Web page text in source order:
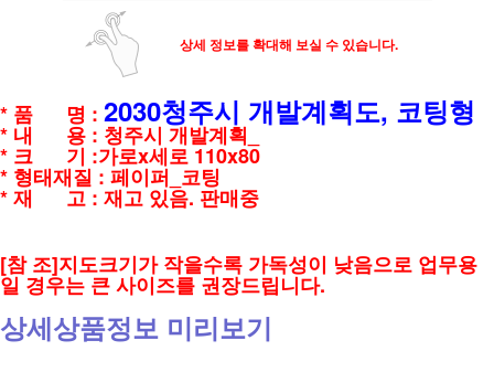
상세 정보를 확대해 보실 수 있습니다.
* 품 명 : 2030청주시 개발계획도, 코팅형
* 내 용 : 청주시 개발계획_
* 크 기 :가로x세로 110x80
* 형태재질 : 페이퍼_코팅
* 재 고 : 재고 있음. 판매중
[참 조]지도크기가 작을수록 가독성이 낮음으로 업무용
일 경우는 큰 사이즈를 권장드립니다.
상세상품정보 미리보기